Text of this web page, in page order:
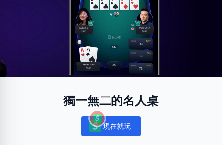
獨一無二的名人桌
Notifications
現在就玩